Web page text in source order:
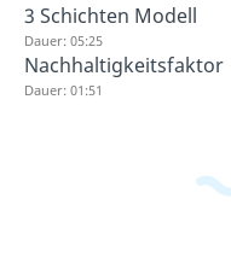
3 Schichten Modell
Dauer: 05:25
Nachhaltigkeitsfaktor
Dauer: 01:51